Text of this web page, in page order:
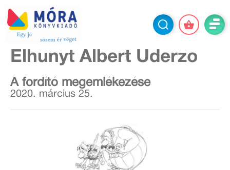
Elhunyt Albert Uderzo
A fordító megemlékezése
2020. március 25.